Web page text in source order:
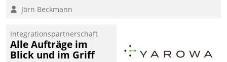
agile Projektmethoden.
Jörn Beckmann
Integrationspartnerschaft
Alle Aufträge im
Blick und im Griff